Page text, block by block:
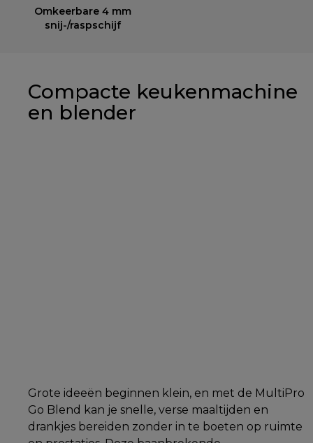
Omkeerbare 4 mm
snij-/raspschijf
Compacte keukenmachine
en blender
Grote ideeën beginnen klein, en met de MultiPro
Go Blend kan je snelle, verse maaltijden en
drankjes bereiden zonder in te boeten op ruimte